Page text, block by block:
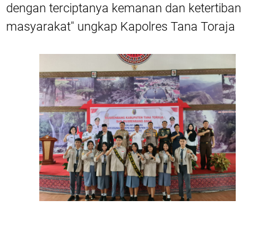
dengan terciptanya kemanan dan ketertiban
masyarakat" ungkap Kapolres Tana Toraja